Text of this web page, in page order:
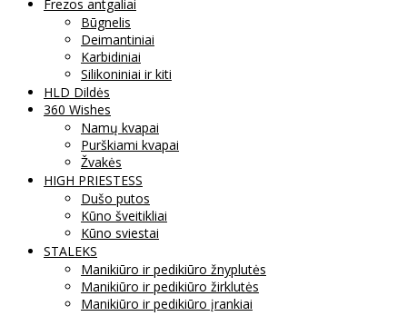
Frezos antgaliai
Būgnelis
Deimantiniai
Karbidiniai
Silikoniniai ir kiti
HLD Dildės
360 Wishes
Namų kvapai
Purškiami kvapai
Žvakės
HIGH PRIESTESS
Dušo putos
Kūno šveitikliai
Kūno sviestai
STALEKS
Manikiūro ir pedikiūro žnyplutės
Manikiūro ir pedikiūro žirklutės
Manikiūro ir pedikiūro įrankiai